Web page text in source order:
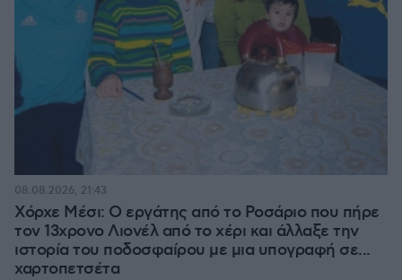
Χόρχε Μέσι: Ο εργάτης από το Ροσάριο που πήρε
τον 13χρονο Λιονέλ από το χέρι και άλλαξε την
ιστορία του ποδοσφαίρου με μια υπογραφή σε...
χαρτοπετσέτα
08.08.2026, 21:43